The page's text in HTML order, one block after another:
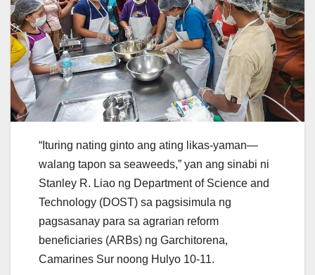
“Ituring nating ginto ang ating likas-yaman—
walang tapon sa seaweeds,” yan ang sinabi ni
Stanley R. Liao ng Department of Science and
Technology (DOST) sa pagsisimula ng
pagsasanay para sa agrarian reform
beneficiaries (ARBs) ng Garchitorena,
Camarines Sur noong Hulyo 10-11.